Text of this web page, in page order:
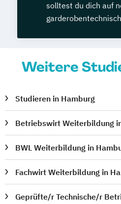
solltest du dich auf
Weitere
Studieren in Hamburg
Betriebswirt Weiterbildung
BWL Weiterbildung in
Fachwirt Weiterbildung in
Geprüfte/r Technische/r